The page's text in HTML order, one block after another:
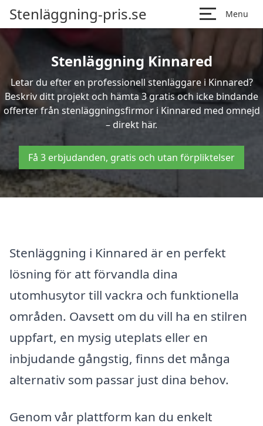
Stenläggning-pris.se Menu
Stenläggning Kinnared
Letar du efter en professionell stenläggare i Kinnared?
Beskriv ditt projekt och hämta 3 gratis och icke bindande
offerter från stenläggningsfirmor i Kinnared med omnejd
– direkt här.
Få 3 erbjudanden, gratis och utan förpliktelser
Stenläggning i Kinnared är en perfekt
lösning för att förvandla dina
utomhusytor till vackra och funktionella
områden. Oavsett om du vill ha en stilren
uppfart, en mysig uteplats eller en
inbjudande gångstig, finns det många
alternativ som passar just dina behov.
Genom vår plattform kan du enkelt